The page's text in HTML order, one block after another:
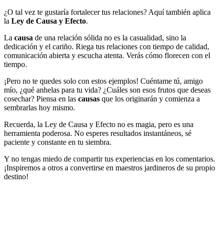
¿O tal vez te gustaría fortalecer tus relaciones? Aquí también aplica
la Ley de Causa y Efecto.
La causa de una relación sólida no es la casualidad, sino la
dedicación y el cariño. Riega tus relaciones con tiempo de calidad,
comunicación abierta y escucha atenta. Verás cómo florecen con el
tiempo.
¡Pero no te quedes solo con estos ejemplos! Cuéntame tú, amigo
mío, ¿qué anhelas para tu vida? ¿Cuáles son esos frutos que deseas
cosechar? Piensa en las causas que los originarán y comienza a
sembrarlas hoy mismo.
Recuerda, la Ley de Causa y Efecto no es magia, pero es una
herramienta poderosa. No esperes resultados instantáneos, sé
paciente y constante en tu siembra.
Y no tengas miedo de compartir tus experiencias en los comentarios.
¡Inspiremos a otros a convertirse en maestros jardineros de su propio
destino!